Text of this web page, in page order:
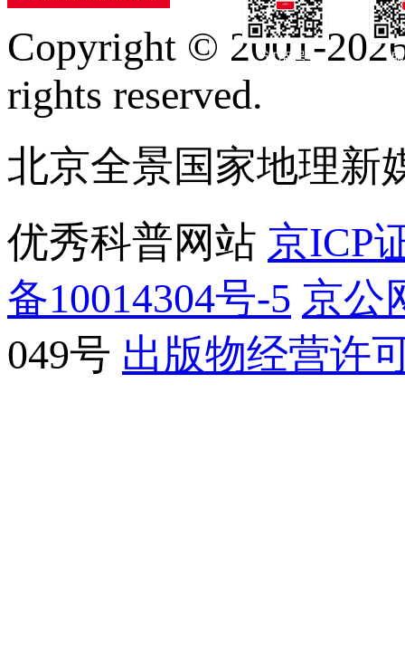
订阅号
Copyright © 2001-
rights reserved.
北京全景国家地理新
优秀科普网站 京ICP
备10014304号-5 京公
049号 出版物经营许